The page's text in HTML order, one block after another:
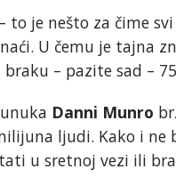
to je nešto za čime
U čemu je tajna
– pazite sad –
Danni Munro
ljudi. Kako i
u sretnoj vezi ili